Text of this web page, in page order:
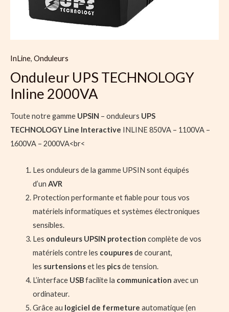
InLine, Onduleurs
Onduleur UPS TECHNOLOGY
Inline 2000VA
Toute notre gamme UPSIN – onduleurs UPS
TECHNOLOGY Line Interactive INLINE 850VA – 1100VA –
1600VA – 2000VA<br<
Les onduleurs de la gamme UPSIN sont équipés
d’un AVR
Protection performante et fiable pour tous vos
matériels informatiques et systèmes électroniques
sensibles.
Les onduleurs UPSIN protection complète de vos
matériels contre les coupuresde courant,
les surtensionset les picsde tension.
L’interface USBfacilite la communication avec un
ordinateur.
Grâce au logiciel de fermeture automatique (en